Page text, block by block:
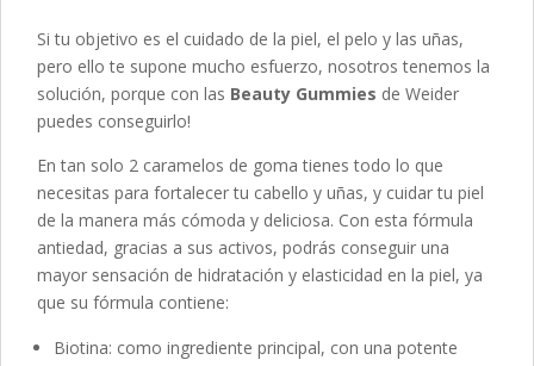
Si tu objetivo es el cuidado de la piel, el pelo y las uñas,
pero ello te supone mucho esfuerzo, nosotros tenemos la
solución, porque con las Beauty Gummies de Weider
puedes conseguirlo!
En tan solo 2 caramelos de goma tienes todo lo que
necesitas para fortalecer tu cabello y uñas, y cuidar tu piel
de la manera más cómoda y deliciosa. Con esta fórmula
antiedad, gracias a sus activos, podrás conseguir una
mayor sensación de hidratación y elasticidad en la piel, ya
que su fórmula contiene:
Biotina: como ingrediente principal, con una potente